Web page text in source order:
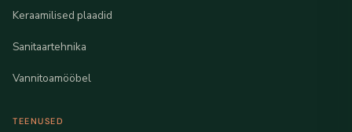
Keraamilised plaadid
Sanitaartehnika
Vannitoamööbel
TEENUSED